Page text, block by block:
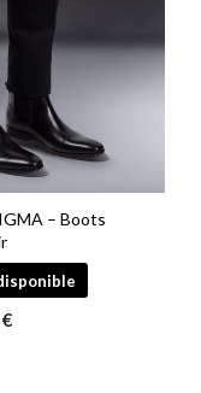
– Boots
€